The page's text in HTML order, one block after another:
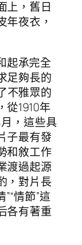
上，舊日
年夜衣，
起承完全
足夠長的
不雅眾的
從1910年
，這些具
子最有發
和敘工作
渡過起源
，對片長
情節”這
各有著重